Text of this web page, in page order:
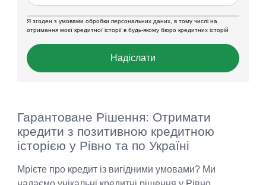
Я згоден з умовами обробки персональних даних, в тому числі на
отримання моєї кредитної історії в будь-якому бюро кредитних історій
Надіслати
Гарантоване Рішення: Отримати
кредити з позитивною кредитною
історією у Рівно та по Україні
Мрієте про кредит із вигідними умовами? Ми